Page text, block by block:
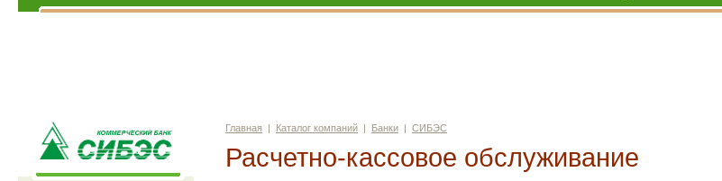
Главная | Каталог компаний | Банки | СИБЭС
Расчетно-кассовое обслуживание